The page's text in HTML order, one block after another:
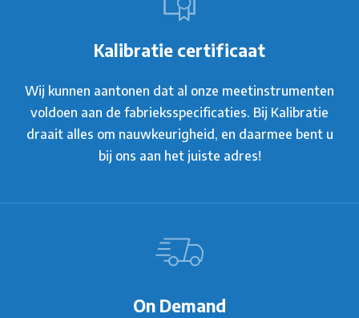
Kalibratie certificaat
Wij kunnen aantonen dat al onze meetinstrumenten
voldoen aan de fabrieksspecificaties. Bij Kalibratie
draait alles om nauwkeurigheid, en daarmee bent u
bij ons aan het juiste adres!
On Demand